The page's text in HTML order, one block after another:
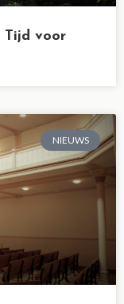
Tijd voor
NIEUWS